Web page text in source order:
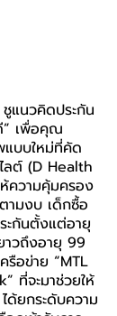
แนวคิดประกัน
” เพื่อคุณ
บบใหม่ที่คัด
ลต์ (D Health
ความคุ้มครอง
ามงบ เด็กซื้อ
ะกันตั้งแต่อายุ
วถึงอายุ 99
รือข่าย “MTL
ที่จะมาช่วยให้
ด้ยกระดับความ